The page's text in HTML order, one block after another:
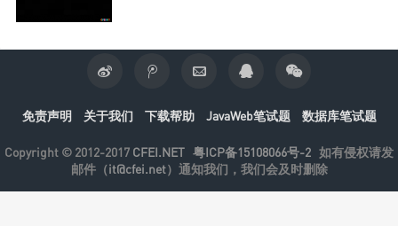
免责声明 关于我们 下载帮助 JavaWeb笔试题 数据库笔试题
Copyright © 2012-2017 CFEI.NET 粤ICP备15108066号-2 如有侵权请发
邮件（it@cfei.net）通知我们，我们会及时删除